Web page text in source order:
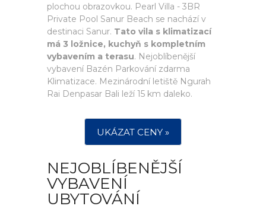
plochou obrazovkou. Pearl Villa - 3BR
Private Pool Sanur Beach se nachází v
destinaci Sanur. Tato vila s klimatizací
má 3 ložnice, kuchyň s kompletním
vybavením a terasu. Nejoblíbenější
vybavení Bazén Parkování zdarma
Klimatizace. Mezinárodní letiště Ngurah
Rai Denpasar Bali leží 15 km daleko.
UKÁZAT CENY »
NEJOBLÍBENĚJŠÍ
VYBAVENÍ
UBYTOVÁNÍ